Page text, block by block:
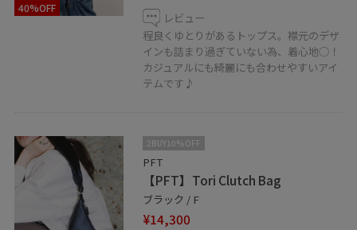
店舗通販も承っております。
お気軽にお問い合わせください！
LINEで福岡パルコスタッフに相談は【友だち追加】をタ
福岡PARCO店
☎︎092-235-7177
40%OFF
レビュー
程良くゆとりがあるトップス。襟元のデザ
インも詰まり過ぎていない為、着心地◯！
カジュアルにも綺麗にも合わせやすいアイ
テムです♪
2BUY10%OFF
PFT
【PFT】Tori Clutch Bag
ブラック / F
¥14,300